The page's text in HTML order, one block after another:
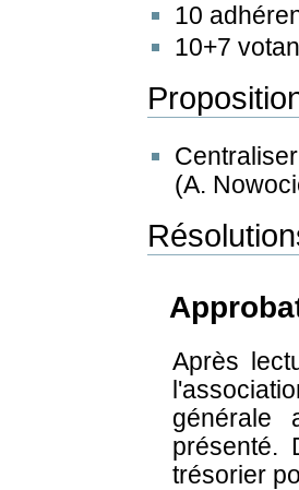
10
10+7
(A.
Après
générale
présenté.
trésorier